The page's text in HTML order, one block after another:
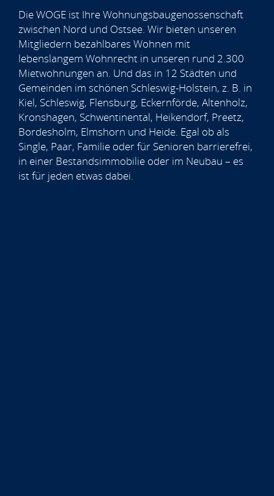
Die WOGE ist Ihre Wohnungsbaugenossenschaft
zwischen Nord und Ostsee. Wir bieten unseren
Mitgliedern bezahlbares Wohnen mit
lebenslangem Wohnrecht in unseren rund 2.300
Mietwohnungen an. Und das in 12 Städten und
Gemeinden im schönen Schleswig-Holstein, z. B. in
Kiel, Schleswig, Flensburg, Eckernförde, Altenholz,
Kronshagen, Schwentinental, Heikendorf, Preetz,
Bordesholm, Elmshorn und Heide. Egal ob als
Single, Paar, Familie oder für Senioren barrierefrei,
in einer Bestandsimmobilie oder im Neubau – es
ist für jeden etwas dabei.